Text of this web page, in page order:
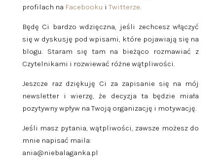
profilach na Facebooku i Twitterze.
Będę Ci bardzo wdzięczna, jeśli zechcesz włączyć
się w dyskusję pod wpisami, które pojawiają się na
blogu. Staram się tam na bieżąco rozmawiać z
Czytelnikami i rozwiewać różne wątpliwości.
Jeszcze raz dziękuję Ci za zapisanie się na mój
newsletter i wierzę, że decyzja ta będzie miała
pozytywny wpływ na Twoją organizację i motywację.
Jeśli masz pytania, wątpliwości, zawsze możesz do
mnie napisać maila:
ania@niebalaganka.pl